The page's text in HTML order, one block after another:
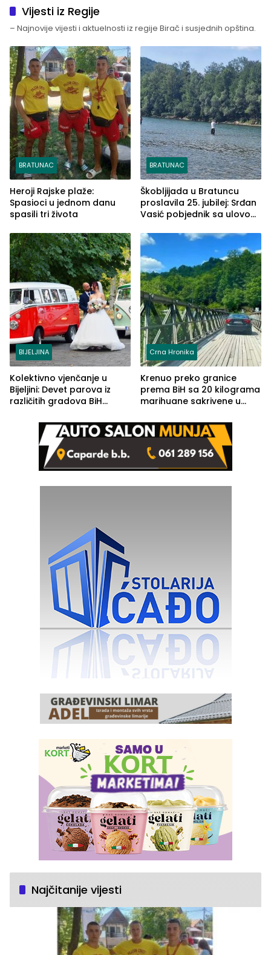
Vijesti iz Regije
– Najnovije vijesti i aktuelnosti iz regije Birač i susjednih opština.
BRATUNAC
Heroji Rajske plaže:
Spasioci u jednom danu
spasili tri života
BRATUNAC
Škobljijada u Bratuncu
proslavila 25. jubilej: Srđan
Vasić pobjednik sa ulovom
BIJELJINA
Kolektivno vjenčanje u
Bijeljini: Devet parova iz
različitih gradova BiH
Crna Hronika
Krenuo preko granice
prema BiH sa 20 kilograma
marihuane sakrivene u
Najčitanije vijesti